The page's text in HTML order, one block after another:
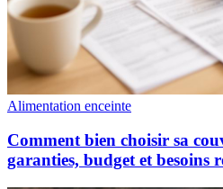
Alimentation enceinte
Comment bien choisir sa
garanties, budget et besoins